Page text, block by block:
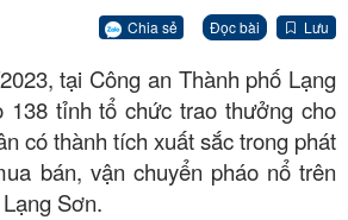
Chia sẻ Đọc bài Lưu
tại Công an Thành phố Lạng
138 tỉnh tổ chức trao thưởng cho
có thành tích xuất sắc trong phát
bán, vận chuyển pháo nổ trên
Sơn.